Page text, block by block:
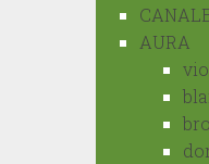
AURA